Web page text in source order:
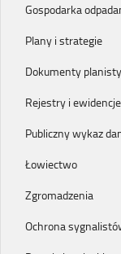
Gospodarka
Plany i strategie
Dokumenty
Rejestry i ewidencje
Publiczny wykaz
Łowiectwo
Zgromadzenia
Ochrona